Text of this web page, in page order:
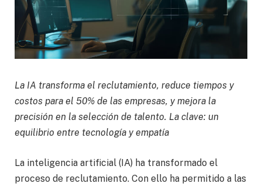
La IA transforma el reclutamiento, reduce tiempos y
costos para el 50% de las empresas, y mejora la
precisión en la selección de talento. La clave: un
equilibrio entre tecnología y empatía
La inteligencia artificial (IA) ha transformado el
proceso de reclutamiento. Con ello ha permitido a las